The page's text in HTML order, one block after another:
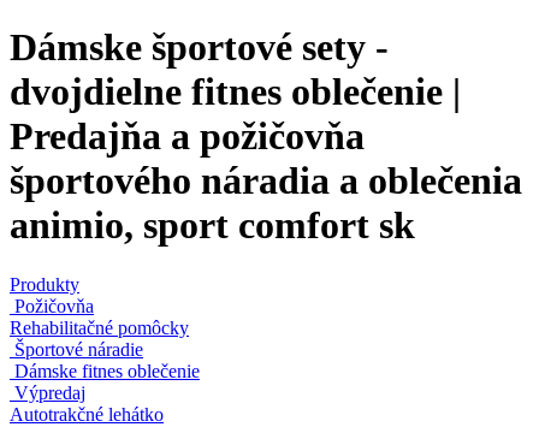
Dámske športové sety -
dvojdielne fitnes oblečenie |
Predajňa a požičovňa
športového náradia a oblečenia
animio, sport comfort sk
Produkty
Požičovňa
Rehabilitačné pomôcky
Športové náradie
Dámske fitnes oblečenie
Výpredaj
Autotrakčné lehátko